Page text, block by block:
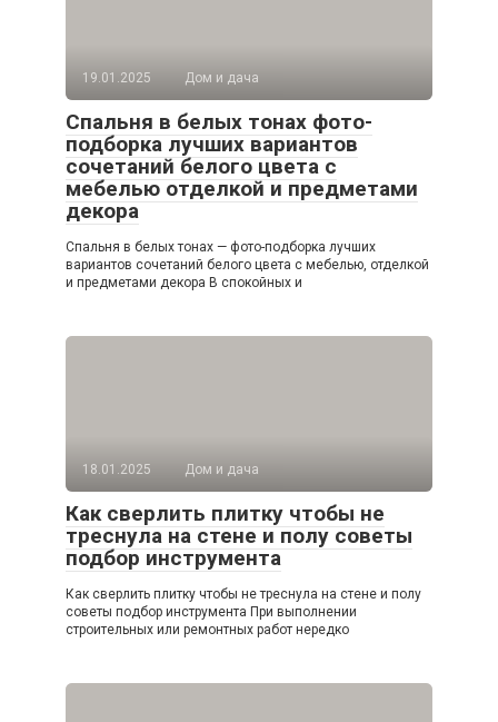
19.01.2025 Дом и дача
Спальня в белых тонах фото-
подборка лучших вариантов
сочетаний белого цвета с
мебелью отделкой и предметами
декора
Спальня в белых тонах — фото-подборка лучших
вариантов сочетаний белого цвета с мебелью, отделкой
и предметами декора В спокойных и
18.01.2025 Дом и дача
Как сверлить плитку чтобы не
треснула на стене и полу советы
подбор инструмента
Как сверлить плитку чтобы не треснула на стене и полу
советы подбор инструмента При выполнении
строительных или ремонтных работ нередко